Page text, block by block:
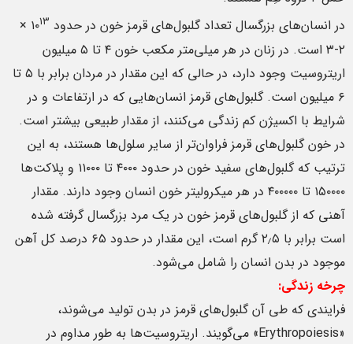
در انسان‌های بزرگسال تعداد گلبول‌های قرمز خون در حدود ۱۰ ۱۳
×
۲-۳ است. در زنان در هر میلی‌متر مکعب خون ۴ تا ۵ میلیون
اریتروسیت وجود دارد، در حالی که این مقدار در مردان برابر با ۵ تا
۶ میلیون است. گلبول‌های قرمز انسان‌هایی که در ارتفاعات و در
شرایط با اکسیژن کم زندگی می‌کنند، از مقدار طبیعی بیشتر است.
در خون گلبول‌های قرمز فراوان‌تر از سایر سلول‌ها هستند، به این
ترتیب که گلبول‌های سفید خون در حدود ۴۰۰۰ تا ۱۱۰۰۰ و پلاکت‌ها
۱۵۰۰۰۰ تا ۴۰۰۰۰۰ در هر میکرولیتر خون انسان وجود دارند. مقدار
آهنی که از گلبول‌های قرمز خون در یک مرد بزرگسال گرفته شده
است برابر با ۲٫۵ گرم است، این مقدار در حدود ۶۵ درصد کل آهن
موجود در بدن انسان را شامل می‌شود.
چرخه زندگی:
فرایندی که طی آن گلبول‌های قرمز در بدن تولید می‌شوند،
«Erythropoiesis» می‌گویند. اریتروسیت‌ها به طور مداوم در